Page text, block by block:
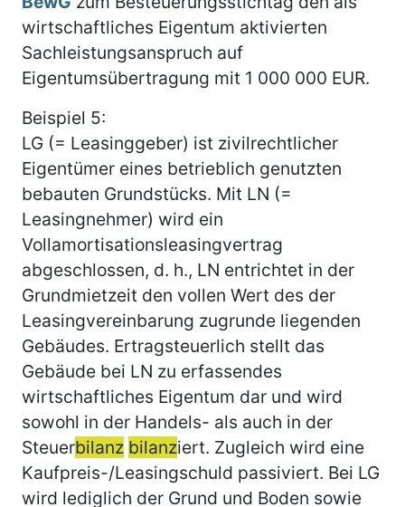
wirtschaftliches Eigentum aktivierten
Sachleistungsanspruch auf
Eigentumsübertragung mit 1 000 000 EUR.
Beispiel 5:
LG (= Leasinggeber) ist zivilrechtlicher
Eigentümer eines betrieblich genutzten
bebauten Grundstücks. Mit LN (=
Leasingnehmer) wird ein
Vollamortisationsleasingvertrag
abgeschlossen, d. h., LN entrichtet in der
Grundmietzeit den vollen Wert des der
Leasingvereinbarung zugrunde liegenden
Gebäudes. Ertragsteuerlich stellt das
Gebäude bei LN zu erfassendes
wirtschaftliches Eigentum dar und wird
sowohl in der Handels- als auch in der
Steuerbilanz bilanziert. Zugleich wird eine
Kaufpreis-/Leasingschuld passiviert. Bei LG
wird lediglich der Grund und Boden sowie